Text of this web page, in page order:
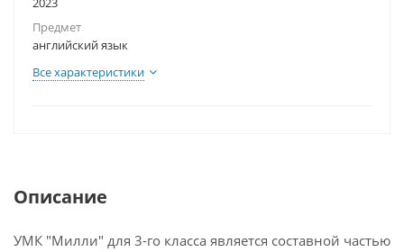
Предмет
английский язык
Все характеристики
Описание
УМК "Милли" для 3-го класса является составной частью